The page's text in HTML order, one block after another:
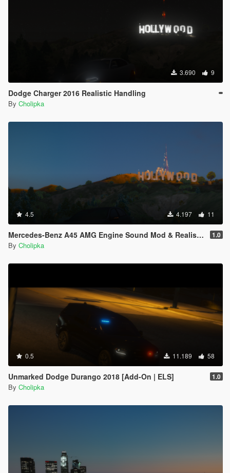
3.690 9
Dodge Charger 2016 Realistic Handling
By Cholipka
4.5 4.197 11
Mercedes-Benz A45 AMG Engine Sound Mod & Realistic Handling 1.0
By Cholipka
0.5 11.189 58
Unmarked Dodge Durango 2018 [Add-On | ELS] 1.0
By Cholipka